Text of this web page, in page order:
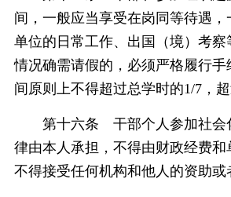
间，一般应当享受在岗同等待遇，
单位的日常工作、出国（境）考察
情况确需请假的，必须严格履行手
间原则上不得超过总学时的1/7，超
第十六条 干部个人参加社会
律由本人承担，不得由财政经费和
不得接受任何机构和他人的资助或